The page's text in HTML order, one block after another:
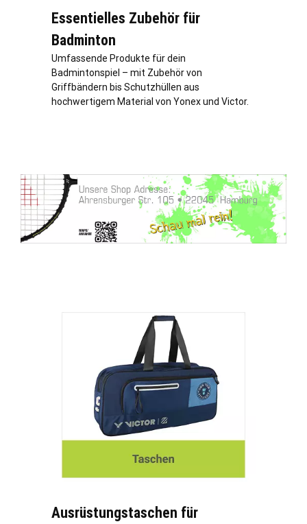
Essentielles Zubehör für
Badminton
Umfassende Produkte für dein
Badmintonspiel – mit Zubehör von
Griffbändern bis Schutzhüllen aus
hochwertigem Material von Yonex und Victor.
Ausrüstungstaschen für